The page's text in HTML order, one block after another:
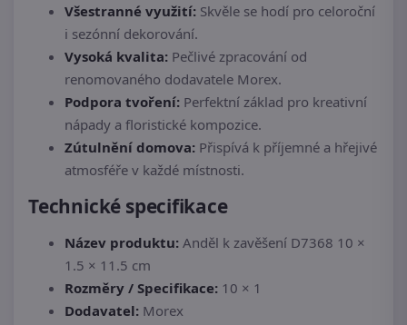
Všestranné využití: Skvěle se hodí pro celoroční
i sezónní dekorování.
Vysoká kvalita: Pečlivé zpracování od
renomovaného dodavatele Morex.
Podpora tvoření: Perfektní základ pro kreativní
nápady a floristické kompozice.
Zútulnění domova: Přispívá k příjemné a hřejivé
atmosféře v každé místnosti.
Technické specifikace
Název produktu: Anděl k zavěšení D7368 10 ×
1.5 × 11.5 cm
Rozměry / Specifikace: 10 × 1
Dodavatel: Morex